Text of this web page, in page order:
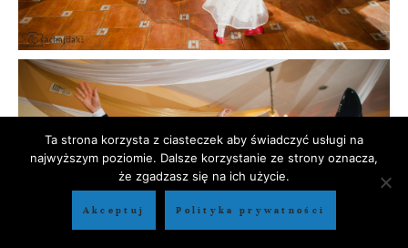
Ta strona korzysta z ciasteczek aby świadczyć usługi na
najwyższym poziomie. Dalsze korzystanie ze strony oznacza,
że zgadzasz się na ich użycie.
Akceptuj Polityka prywatności